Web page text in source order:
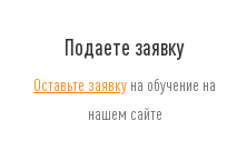
Подаете заявку
Оставьте заявку на обучение на
нашем сайте